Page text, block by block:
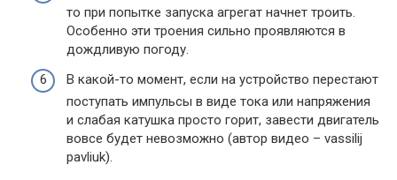
то при попытке запуска агрегат начнет троить.
Особенно эти троения сильно проявляются в
дождливую погоду.
В какой-то момент, если на устройство перестают
поступать импульсы в виде тока или напряжения
и слабая катушка просто горит, завести двигатель
вовсе будет невозможно (автор видео – vassilij
pavliuk).